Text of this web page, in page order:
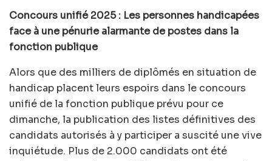
Concours unifié 2025 : Les personnes handicapées
face à une pénurie alarmante de postes dans la
fonction publique
Alors que des milliers de diplômés en situation de
handicap placent leurs espoirs dans le concours
unifié de la fonction publique prévu pour ce
dimanche, la publication des listes définitives des
candidats autorisés à y participer a suscité une vive
inquiétude. Plus de 2.000 candidats ont été